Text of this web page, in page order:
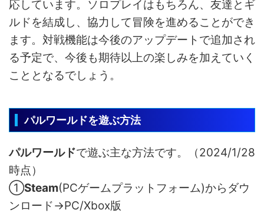
応しています。ソロプレイはもちろん、友達とギ
ルドを結成し、協力して冒険を進めることができ
ます。対戦機能は今後のアップデートで追加され
る予定で、今後も期待以上の楽しみを加えていく
こととなるでしょう。
パルワールドを遊ぶ方法
パルワールドで遊ぶ主な方法です。（2024/1/28
時点）
①Steam(PCゲームプラットフォーム)からダウ
ンロード→PC/Xbox版